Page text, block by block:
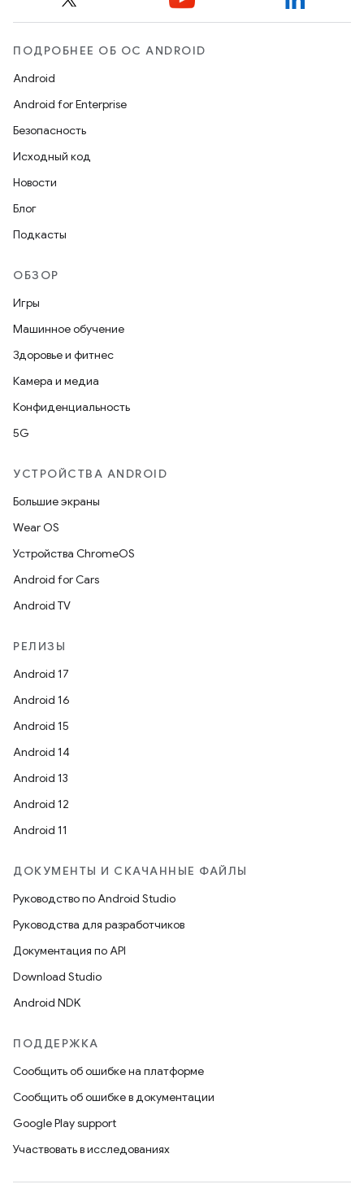
ПОДРОБНЕЕ ОБ ОС ANDROID
Android
Android for Enterprise
Безопасность
Исходный код
Новости
Блог
Подкасты
ОБЗОР
Игры
Машинное обучение
Здоровье и фитнес
Камера и медиа
Конфиденциальность
5G
УСТРОЙСТВА ANDROID
Большие экраны
Wear OS
Устройства ChromeOS
Android for Cars
Android TV
РЕЛИЗЫ
Android 17
Android 16
Android 15
Android 14
Android 13
Android 12
Android 11
ДОКУМЕНТЫ И СКАЧАННЫЕ ФАЙЛЫ
Руководство по Android Studio
Руководства для разработчиков
Документация по API
Download Studio
Android NDK
ПОДДЕРЖКА
Сообщить об ошибке на платформе
Сообщить об ошибке в документации
Google Play support
Участвовать в исследованиях